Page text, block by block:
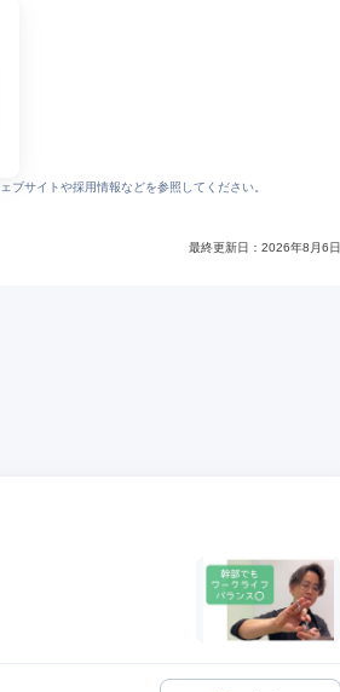
ブサイトや採用情報などを参照してください。
最終更新日： 2026年8月6日